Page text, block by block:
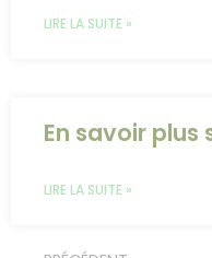
LIRE LA SUITE »
En savoir plus
LIRE LA SUITE »